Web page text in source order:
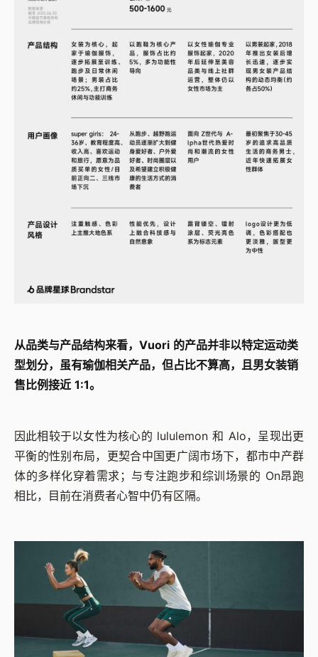
从品类与产品结构来看，Vuori 的产品并非以特定运动类
型划分，虽有瑜伽相关产品，但占比不算高，且男女装销
售比例接近 1:1。
因此相较于以女性为核心的 lululemon 和 Alo，呈现出更
平衡的性别布局，更契合中国更广阔市场下，都市中产群
体的多样化穿着需求；与专注跑步和综训场景的 On昂跑
相比，目前在消费者心智中仍有区隔。